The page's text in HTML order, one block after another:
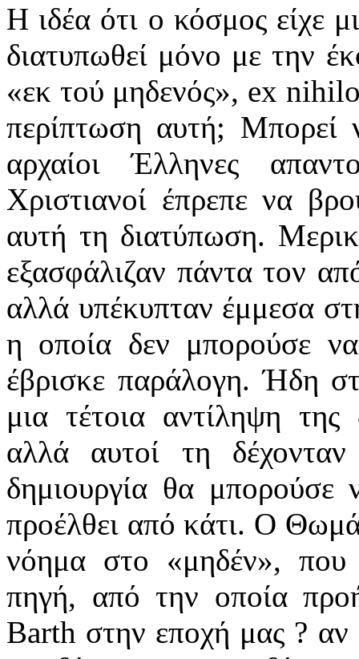
Η ιδέα ότι ο κόσμος είχε
διατυπωθεί μόνο με την
«εκ τού μηδενός», ex
περίπτωση αυτή; Μπορεί
αρχαίοι Έλληνες
Χριστιανοί έπρεπε να
αυτή τη διατύπωση.
εξασφάλιζαν πάντα τον
αλλά υπέκυπταν έμμεσα
η οποία δεν μπορούσε
έβρισκε παράλογη. Ήδη
μια τέτοια αντίληψη
αλλά αυτοί τη
δημιουργία θα
προέλθει από κάτι. Ο
νόημα στο «μηδέν», που
πηγή, από την οποία
Barth στην εποχή μας ? αν